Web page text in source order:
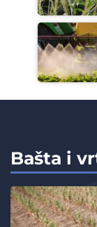
Bašta i